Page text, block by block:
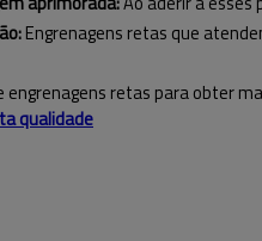
Engrenagens retas que
engrenagens retas para obter
qualidade